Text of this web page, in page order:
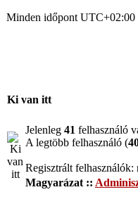
Minden időpont UTC+02:00
Ki van itt
Jelenleg 41 felhasználó
A legtöbb felhasználó (
Regisztrált felhasználók:
Magyarázat ::